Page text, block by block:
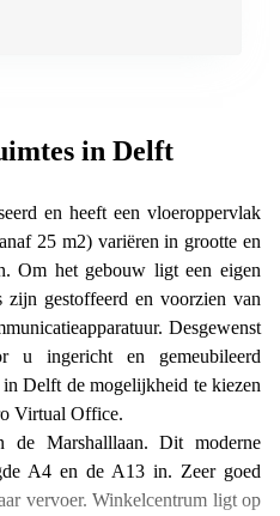
in Delft
en heeft een vloeroppervlak
25 m2) variëren in grootte en
Om het gebouw ligt een eigen
zijn gestoffeerd en voorzien van
Desgewenst
u ingericht en gemeubileerd
Delft de mogelijkheid te kiezen
Virtual Office.
de Marshalllaan. Dit moderne
A4 en de A13 in. Zeer goed
vervoer. Winkelcentrum ligt op